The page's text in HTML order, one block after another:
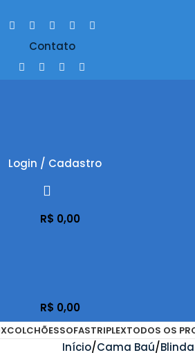
Contato
Login / Cadastro
R$ 0,00
R$ 0,00
COLCHÕESSOFASTRIPLEXTODOS OS
Início Cama Baú